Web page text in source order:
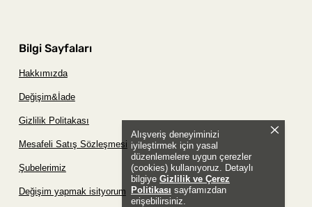
Alışveriş deneyiminizi
iyileştirmek için yasal
düzenlemelere uygun çerezler
(cookies) kullanıyoruz. Detaylı
bilgiye Gizlilik ve Çerez
Politikası sayfamızdan
erişebilirsiniz.
Bilgi Sayfaları
Hakkımızda
Değişim&İade
Gizlilik Politakası
Mesafeli Satış Sözleşmesi
Şubelerimiz
Değişim yapmak isityorum